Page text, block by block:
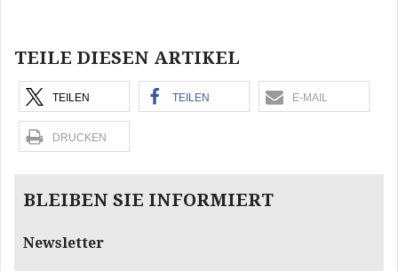
TEILE DIESEN ARTIKEL
TEILEN TEILEN E-MAIL
DRUCKEN
BLEIBEN SIE INFORMIERT
Newsletter